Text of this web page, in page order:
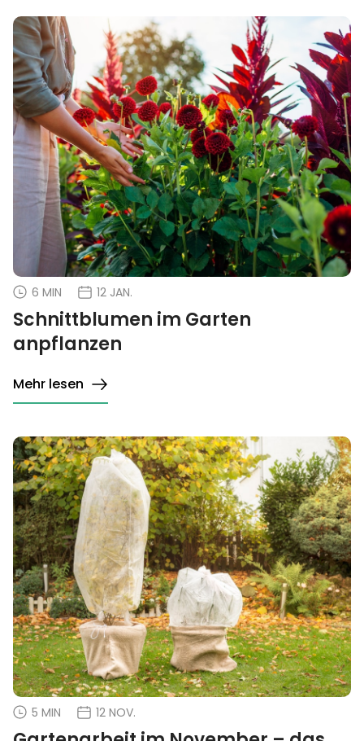
6 MIN 12 JAN.
Schnittblumen im Garten
anpflanzen
Mehr lesen
5 MIN 12 NOV.